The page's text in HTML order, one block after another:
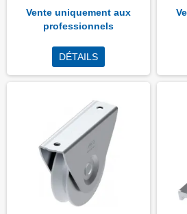
Vente uniquement aux
professionnels
DÉTAILS